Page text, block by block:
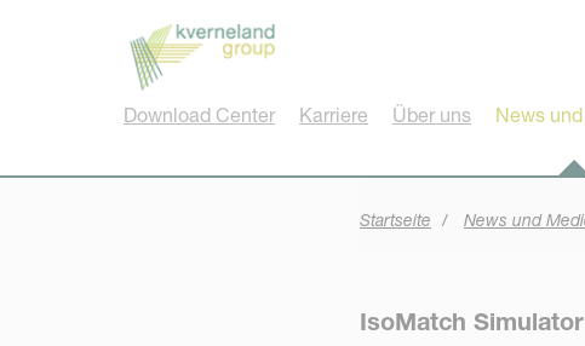
Download Center Karriere Über uns News
Startseite News und
IsoMatch